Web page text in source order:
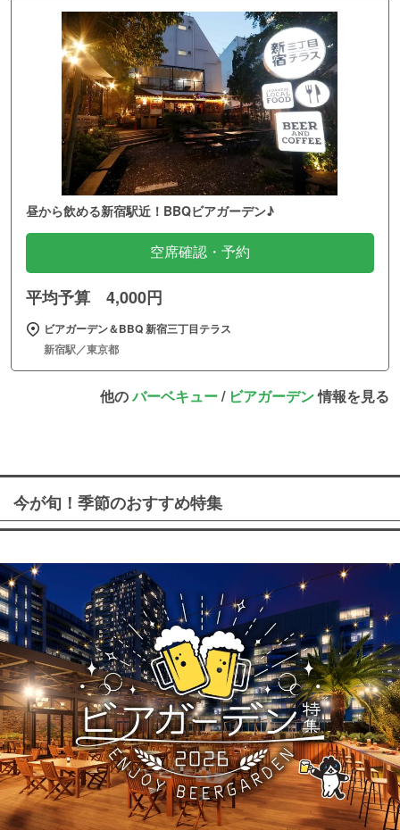
昼から飲める新宿駅近！BBQビアガーデン♪
空席確認・予約
平均予算 4,000円
ビアガーデン＆BBQ 新宿三丁目テラス
新宿駅／東京都
他のバーベキュー/ ビアガーデン情報を見る
今が旬！季節のおすすめ特集